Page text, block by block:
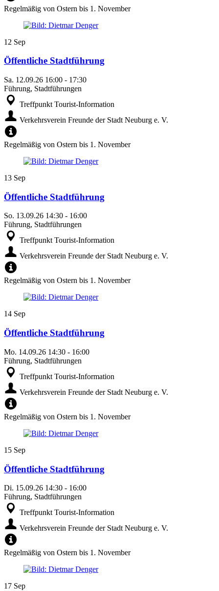
Regelmäßig von Ostern bis 1. November
12 Sep
Öffentliche Stadtführung
Sa. 12.09.26 16:00 - 17:30
Führung, Stadtführungen
Treffpunkt Tourist-Information
Verkehrsverein Freunde der Stadt Neuburg e. V.
Regelmäßig von Ostern bis 1. November
13 Sep
Öffentliche Stadtführung
So. 13.09.26 14:30 - 16:00
Führung, Stadtführungen
Treffpunkt Tourist-Information
Verkehrsverein Freunde der Stadt Neuburg e. V.
Regelmäßig von Ostern bis 1. November
14 Sep
Öffentliche Stadtführung
Mo. 14.09.26 14:30 - 16:00
Führung, Stadtführungen
Treffpunkt Tourist-Information
Verkehrsverein Freunde der Stadt Neuburg e. V.
Regelmäßig von Ostern bis 1. November
15 Sep
Öffentliche Stadtführung
Di. 15.09.26 14:30 - 16:00
Führung, Stadtführungen
Treffpunkt Tourist-Information
Verkehrsverein Freunde der Stadt Neuburg e. V.
Regelmäßig von Ostern bis 1. November
17 Sep